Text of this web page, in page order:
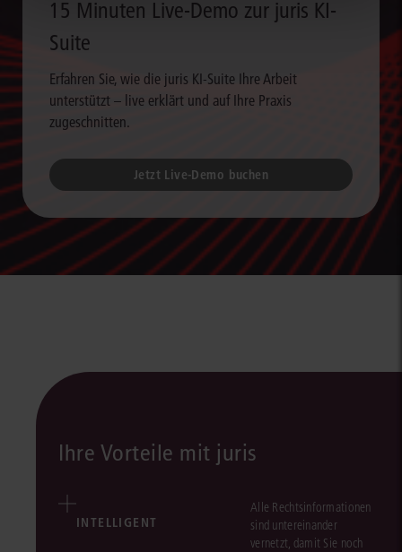
15 Minuten Live-Demo zur juris KI-
Suite
Erfahren Sie, wie die juris KI-Suite Ihre Arbeit
unterstützt – live erklärt und auf Ihre Praxis
zugeschnitten.
Jetzt Live-Demo buchen
Ihre Vorteile mit juris
INTELLIGENT
Alle Rechtsinformationen
sind untereinander
vernetzt, damit Sie noch